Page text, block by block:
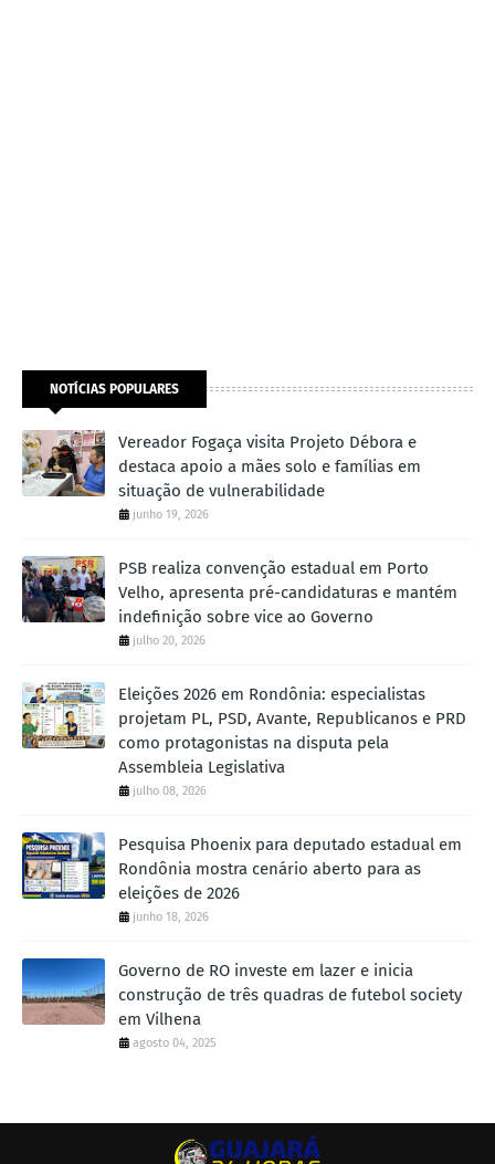
NOTÍCIAS POPULARES
Vereador Fogaça visita Projeto Débora e
destaca apoio a mães solo e famílias em
situação de vulnerabilidade
junho 19, 2026
PSB realiza convenção estadual em Porto
Velho, apresenta pré-candidaturas e mantém
indefinição sobre vice ao Governo
julho 20, 2026
Eleições 2026 em Rondônia: especialistas
projetam PL, PSD, Avante, Republicanos e PRD
como protagonistas na disputa pela
Assembleia Legislativa
julho 08, 2026
Pesquisa Phoenix para deputado estadual em
Rondônia mostra cenário aberto para as
eleições de 2026
junho 18, 2026
Governo de RO investe em lazer e inicia
construção de três quadras de futebol society
em Vilhena
agosto 04, 2025